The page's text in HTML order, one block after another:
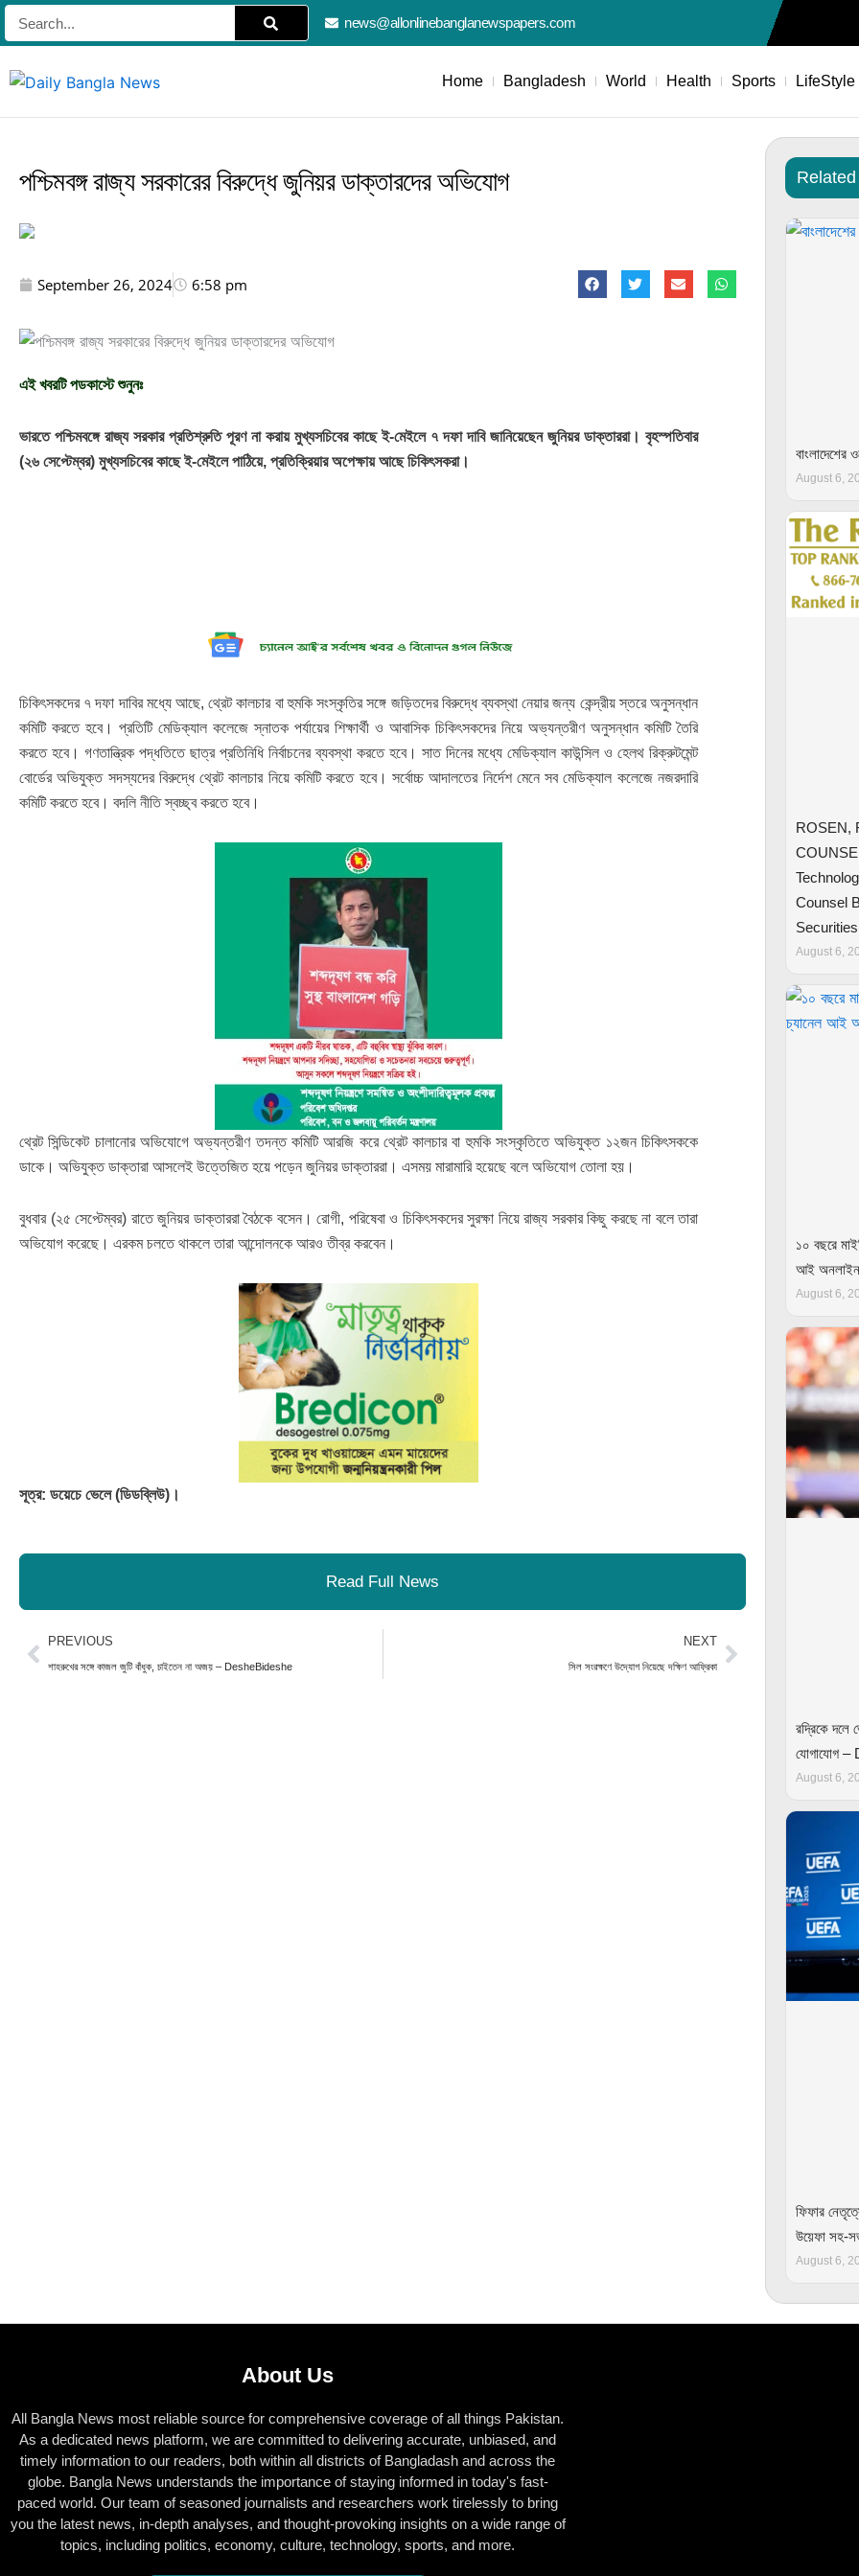
Skip
to
Search news@allonlinebanglanewspapers.com
Home Bangladesh World Health Sports LifeStyle
পশ্চিমবঙ্গ রাজ্য সরকারের বিরুদ্ধে জুনিয়র ডাক্তারদের অভিযোগ
September 26, 2024 6:58 pm
এই খবরটি পডকাস্টে শুনুনঃ
ভারতে পশ্চিমবঙ্গে রাজ্য সরকার প্রতিশ্রুতি পূরণ না করায় মুখ্যসচিবের কাছে ই-মেইলে ৭ দফা দাবি জানিয়েছেন জুনিয়র ডাক্তাররা। বৃহস্পতিবার
(২৬ সেপ্টেম্বর) মুখ্যসচিবের কাছে ই-মেইলে পাঠিয়ে, প্রতিক্রিয়ার অপেক্ষায় আছে চিকিৎসকরা।
চিকিৎসকদের ৭ দফা দাবির মধ্যে আছে, থ্রেট কালচার বা হুমকি সংস্কৃতির সঙ্গে জড়িতদের বিরুদ্ধে ব্যবস্থা নেয়ার জন্য কেন্দ্রীয় স্তরে অনুসন্ধান
কমিটি করতে হবে। প্রতিটি মেডিক্যাল কলেজে স্নাতক পর্যায়ের শিক্ষার্থী ও আবাসিক চিকিৎসকদের নিয়ে অভ্যন্তরীণ অনুসন্ধান কমিটি তৈরি
করতে হবে। গণতান্ত্রিক পদ্ধতিতে ছাত্র প্রতিনিধি নির্বাচনের ব্যবস্থা করতে হবে। সাত দিনের মধ্যে মেডিক্যাল কাউন্সিল ও হেলথ রিক্রুটমেন্ট
বোর্ডের অভিযুক্ত সদস্যদের বিরুদ্ধে থ্রেট কালচার নিয়ে কমিটি করতে হবে। সর্বোচ্চ আদালতের নির্দেশ মেনে সব মেডিক্যাল কলেজে নজরদারি
কমিটি করতে হবে। বদলি নীতি স্বচ্ছ্ব করতে হবে।
থ্রেট সিন্ডিকেট চালানোর অভিযোগে অভ্যন্তরীণ তদন্ত কমিটি আরজি করে থ্রেট কালচার বা হুমকি সংস্কৃতিতে অভিযুক্ত ১২জন চিকিৎসককে
ডাকে। অভিযুক্ত ডাক্তারা আসলেই উত্তেজিত হয়ে পড়েন জুনিয়র ডাক্তাররা। এসময় মারামারি হয়েছে বলে অভিযোগ তোলা হয়।
বুধবার (২৫ সেপ্টেম্বর) রাতে জুনিয়র ডাক্তাররা বৈঠকে বসেন। রোগী, পরিষেবা ও চিকিৎসকদের সুরক্ষা নিয়ে রাজ্য সরকার কিছু করছে না বলে তারা
অভিযোগ করেছে। এরকম চলতে থাকলে তারা আন্দোলনকে আরও তীব্র করবেন।
সূত্র: ডয়েচে ভেলে (ডিডব্লিউ)।
Read Full News
Prev
PREVIOUS
শাহরুখের সঙ্গে কাজল জুটি বাঁধুক, চাইতেন না অজয় – DesheBideshe
NEXT
সিল সংরক্ষণে উদ্যোগ নিয়েছে দক্ষিণ আফ্রিকা
Next
বাংলাদেশের
August 6,
ROSEN,
Counsel
August 6,
১০ বছরে
আই অনলাইন
August 6,
রদ্রিকে দলে
যোগাযোগ
August 6,
ফিফার
উয়েফা সহ-
August 6,
About Us
All Bangla News most reliable source for comprehensive coverage of all things Pakistan.
As a dedicated news platform, we are committed to delivering accurate, unbiased, and
timely information to our readers, both within all districts of Bangladash and across the
globe. Bangla News understands the importance of staying informed in today's fast-
paced world. Our team of seasoned journalists and researchers work tirelessly to bring
you the latest news, in-depth analyses, and thought-provoking insights on a wide range of
topics, including politics, economy, culture, technology, sports, and more.